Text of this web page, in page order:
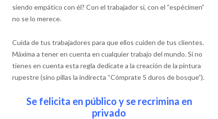
siendo empático con él? Con el trabajador si, con el “espécimen”
no se lo merece.
Cuida de tus trabajadores para que ellos cuiden de tus clientes.
Máxima a tener en cuenta en cualquier trabajo del mundo. Si no
tienes en cuenta esta regla dedícate a la creación de la pintura
rupestre (sino pillas la indirecta “Cómprate 5 duros de bosque”).
Se felicita en público y se recrimina en
privado